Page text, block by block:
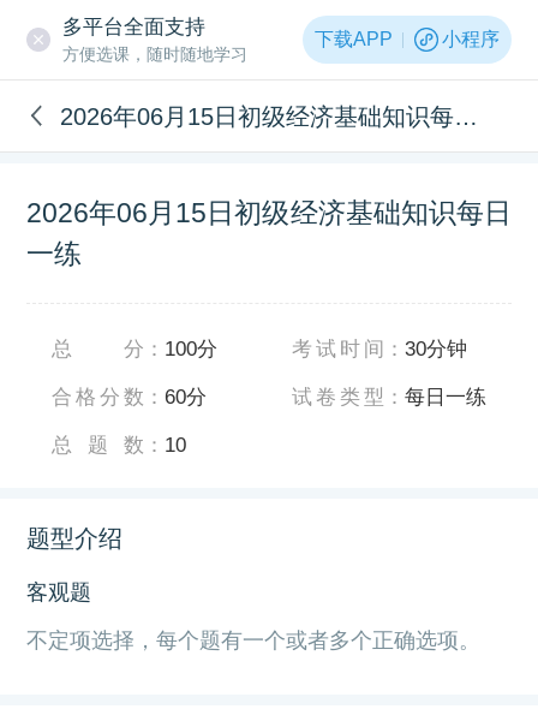
多平台全面支持
方便选课，随时随地学习
下载APP 小程序
2026年06月15日初级经济基础知识每日一练
2026年06月15日初级经济基础知识每日
一练
总分 ： 100分
合格分数 ：60分
总题数 ： 10
考试时间 ：30分钟
试卷类型 ：每日一练
题型介绍
客观题
不定项选择，每个题有一个或者多个正确选项。